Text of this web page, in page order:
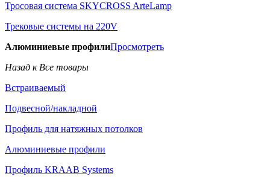
Тросовая система SKYCROSS ArteLamp
Трековые системы на 220V
Алюминиевые профилиПросмотреть
Назад к Все товары
Встраиваемый
Подвесной/накладной
Профиль для натяжных потолков
Алюминиевые профили
Профиль KRAAB Systems